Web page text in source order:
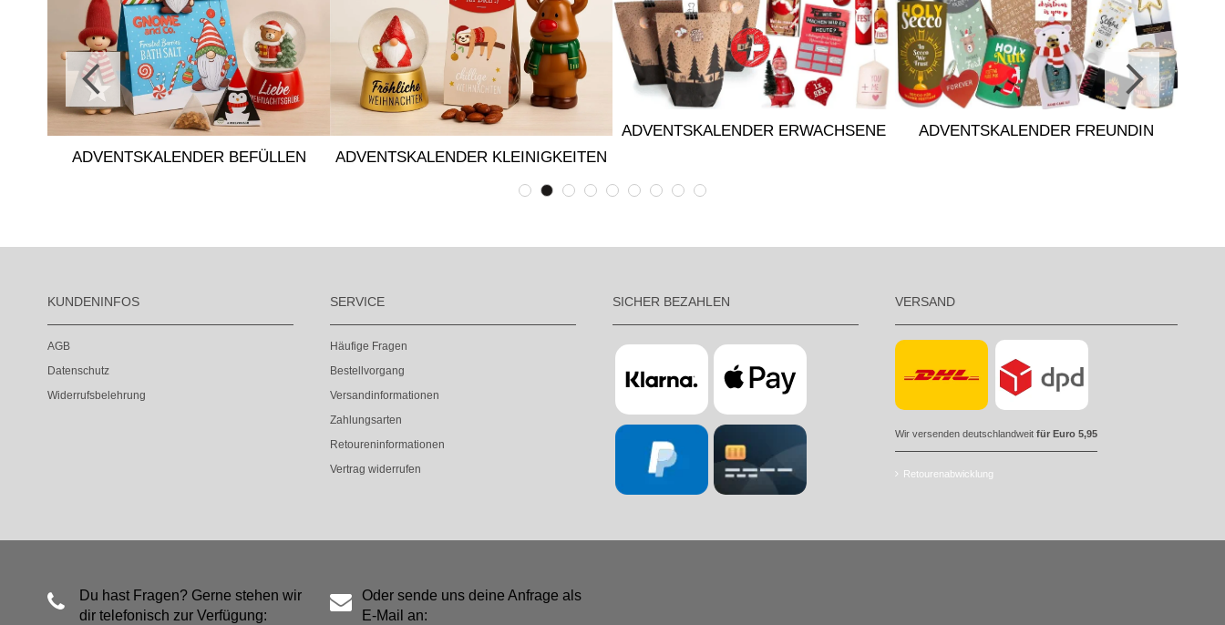
ADVENTSKALENDER BEFÜLLEN ADVENTSKALENDER KLEINIGKEITEN
ADVENTSKALENDER ERWACHSENE ADVENTSKALENDER FREUNDIN
KUNDENINFOS
AGB
Datenschutz
Widerrufsbelehrung
SERVICE
Häufige Fragen
Bestellvorgang
Versandinformationen
Zahlungsarten
Retoureninformationen
Vertrag widerrufen
SICHER BEZAHLEN VERSAND
Wir versenden deutschlandweit für Euro 5,95
Retourenabwicklung
Du hast Fragen? Gerne stehen wir
dir telefonisch zur Verfügung:
Oder sende uns deine Anfrage als
E-Mail an: